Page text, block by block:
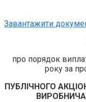
Завантажити
про порядок
року за
ПУБЛІЧНОГО
ВИРОБНИЧА